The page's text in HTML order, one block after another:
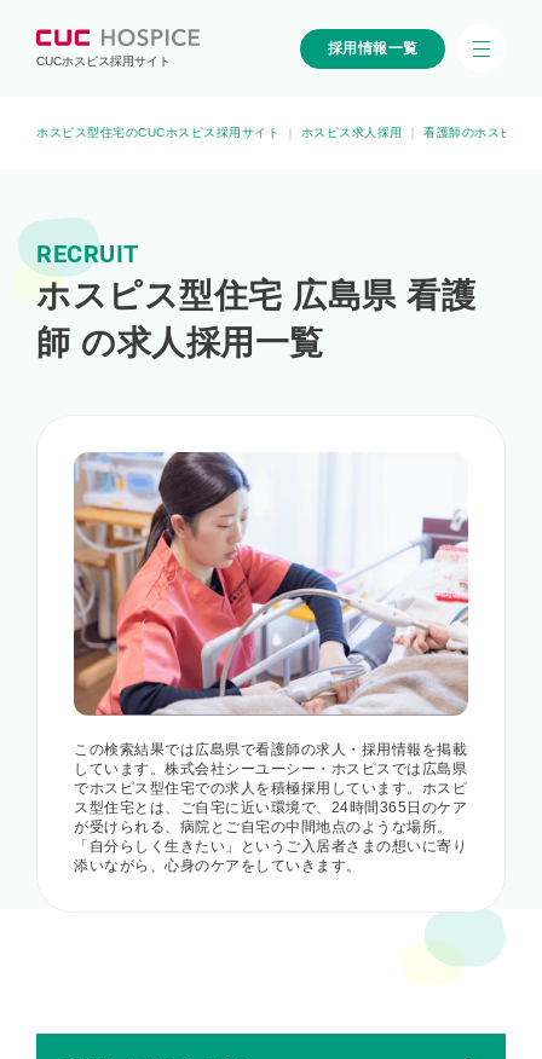
CUCホスピス採用サイト
採用情報一覧
ホスピス型住宅のCUCホスピス採用サイト ホスピス求人採用 看護師のホスピス求
RECRUIT
ホスピス型住宅 広島県 看護
師 の求人採用一覧
この検索結果では広島県で看護師の求人・採用情報を掲載
しています。株式会社シーユーシー・ホスピスでは広島県
でホスピス型住宅での求人を積極採用しています。ホスピ
ス型住宅とは、ご自宅に近い環境で、24時間365日のケア
が受けられる、病院とご自宅の中間地点のような場所。
「自分らしく生きたい」というご入居者さまの想いに寄り
添いながら、心身のケアをしていきます。